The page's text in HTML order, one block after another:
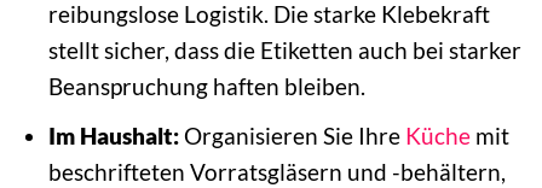
reibungslose Logistik. Die starke Klebekraft
stellt sicher, dass die Etiketten auch bei starker
Beanspruchung haften bleiben.
Im Haushalt:Organisieren Sie Ihre Küchemit
beschrifteten Vorratsgläsern und -behältern,